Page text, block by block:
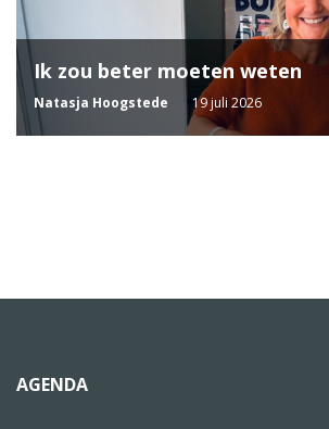
Ik zou beter moeten weten
Natasja Hoogstede 19 juli 2026
AGENDA